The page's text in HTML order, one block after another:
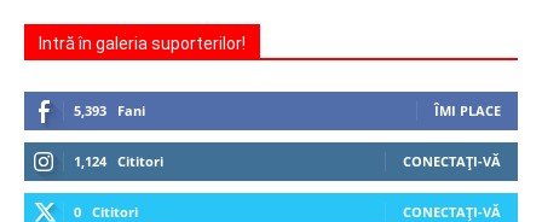
Intră în galeria suporterilor!
5,393 Fani ÎMI PLACE
1,124 Cititori CONECTAȚI-VĂ
0 Cititori CONECTAȚI-VĂ